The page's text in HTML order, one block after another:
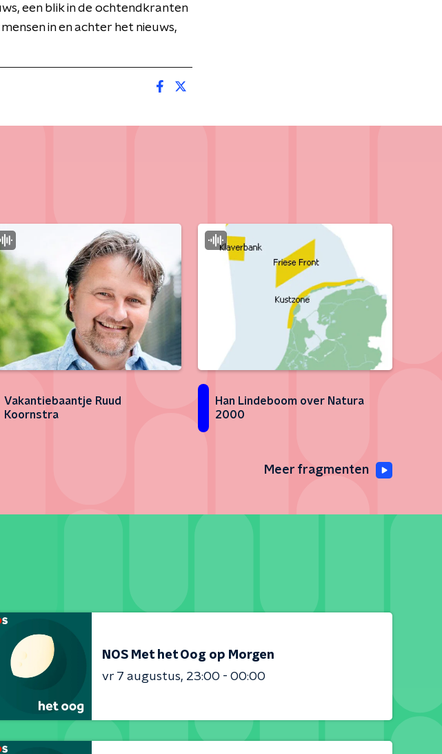
een blik in de ochtendkranten
in en achter het nieuws,
Vakantiebaantje Ruud
Koornstra
Han Lindeboom over Natura
2000
Meer fragmenten
NOS Met het Oog op Morgen
vr 7 augustus 23:00 - 00:00